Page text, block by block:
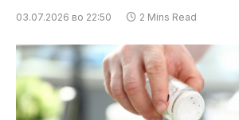
03.07.2026 во 22:50 2 Mins Read